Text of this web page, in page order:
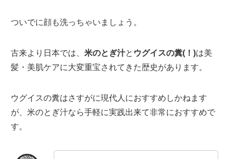
ついでに顔も洗っちゃいましょう。
古来より日本では、 米のとぎ汁と ウグイスの糞(！)は美
髪・美肌ケアに大変重宝されてきた歴史があります。
ウグイスの糞はさすがに現代人におすすめしかねます
が、米のとぎ汁なら手軽に実践出来て非常におすすめで
す。